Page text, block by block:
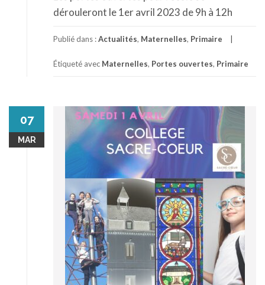
dérouleront le 1er avril 2023 de 9h à 12h
Publié dans :Actualités, Maternelles, Primaire
Étiqueté avec Maternelles, Portes ouvertes, Primaire
07
MAR